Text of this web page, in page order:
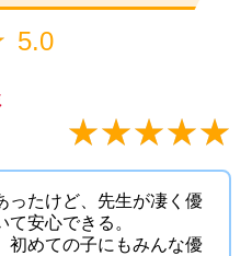
5.0
☆☆☆☆☆
★★★★★
ったけど、先生が凄く優
安心できる。
初めての子にもみんな優